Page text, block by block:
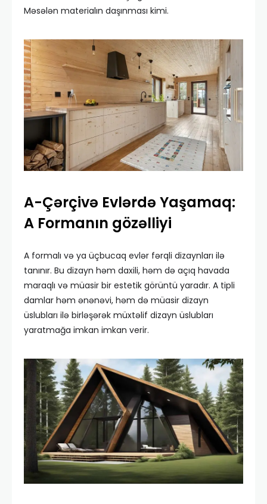
Məsələn materialın daşınması kimi.
A-Çərçivə Evlərdə Yaşamaq:
A Formanın gözəlliyi
A formalı və ya üçbucaq evlər fərqli dizaynları ilə
tanınır. Bu dizayn həm daxili, həm də açıq havada
maraqlı və müasir bir estetik görüntü yaradır. A tipli
damlar həm ənənəvi, həm də müasir dizayn
üslubları ilə birləşərək müxtəlif dizayn üslubları
yaratmağa imkan imkan verir.